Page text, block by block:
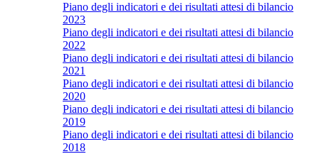
Piano degli indicatori e dei risultati attesi di bilancio
2023
Piano degli indicatori e dei risultati attesi di bilancio
2022
Piano degli indicatori e dei risultati attesi di bilancio
2021
Piano degli indicatori e dei risultati attesi di bilancio
2020
Piano degli indicatori e dei risultati attesi di bilancio
2019
Piano degli indicatori e dei risultati attesi di bilancio
2018